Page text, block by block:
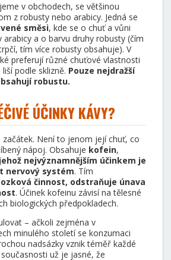
v obchodech, se většinou
z robusty nebo arabicy. Jedná se
směsi, kde se o chuť a vůni
arabicy a o barvu druhy robusty (čím
tím více robusty obsahuje). V
preferují různé chuťové vlastnosti
podle sklizně. Pouze nejdražší
robustu.
ÚČINKY KÁVY?
začátek. Není to jenom její chuť, co
nápoj. Obsahuje kofein,
jehož nejvýznamnějším účinkem je
nervový systém. Tím
činnost, odstraňuje únava
. Účinek kofeinu závisí na tělesné
biologických předpokladech.
– ačkoli zejména v
minulého století se konzumaci
nadsázky vznik téměř každé
už je jasné, že